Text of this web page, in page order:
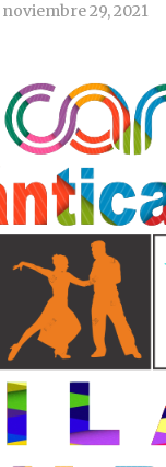
noviembre 29, 2021